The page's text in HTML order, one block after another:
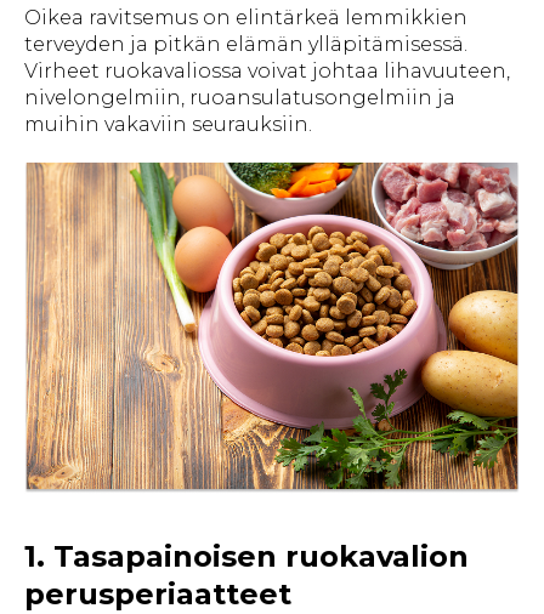
Oikea ravitsemus on elintärkeä lemmikkien
terveyden ja pitkän elämän ylläpitämisessä.
Virheet ruokavaliossa voivat johtaa lihavuuteen,
nivelongelmiin, ruoansulatusongelmiin ja
muihin vakaviin seurauksiin.
1. Tasapainoisen ruokavalion
perusperiaatteet